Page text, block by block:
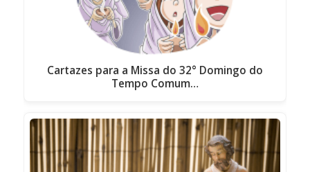
Cartazes para a Missa do 32° Domingo do
Tempo Comum…